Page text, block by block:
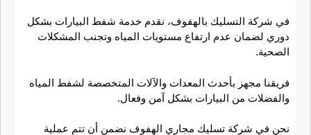
في شركة التسليك بالهفوف، نقدم خدمة شفط البيارات بشكل
دوري لضمان عدم ارتفاع مستويات المياه وتجنب المشكلات
الصحية.
فريقنا مجهز بأحدث المعدات والآلات المتخصصة لشفط المياه
والفضلات من البيارات بشكل آمن وفعال.
نحن في شركة تسليك مجاري الهفوف نضمن أن تتم عملية